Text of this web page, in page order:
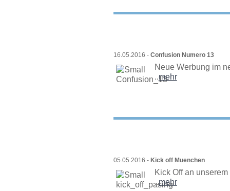
16.05.2016 - Confusion Numero 13
Neue Werbung im
..mehr
05.05.2016 - Kick off Muenchen
Kick Off an
..mehr